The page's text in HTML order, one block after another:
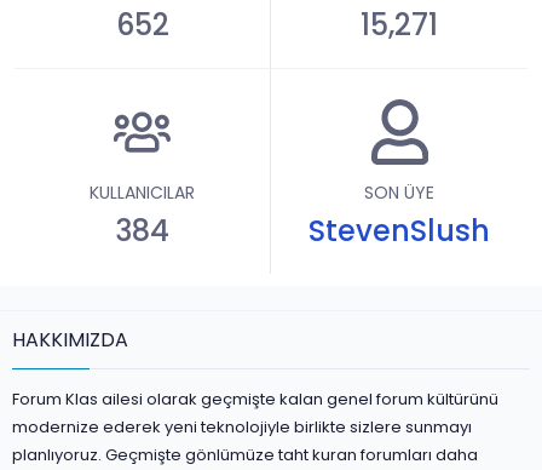
652 15,271
KULLANICILAR
384
SON ÜYE
StevenSlush
HAKKIMIZDA
Forum Klas ailesi olarak geçmişte kalan genel forum kültürünü
modernize ederek yeni teknolojiyle birlikte sizlere sunmayı
planlıyoruz. Geçmişte gönlümüze taht kuran forumları daha